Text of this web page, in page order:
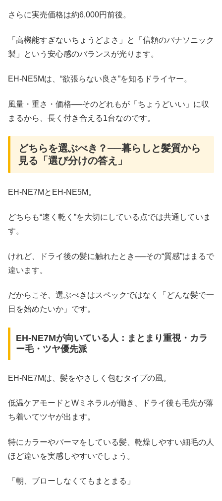
さらに実売価格は約6,000円前後。
「高機能すぎないちょうどよさ」と「信頼のパナソニック
製」という安心感のバランスが光ります。
EH-NE5Mは、“欲張らない良さ”を知るドライヤー。
風量・重さ・価格──そのどれもが「ちょうどいい」に収
まるから、長く付き合える1台なのです。
どちらを選ぶべき？──暮らしと髪質から
見る「選び分けの答え」
EH-NE7MとEH-NE5M。
どちらも“速く乾く”を大切にしている点では共通していま
す。
けれど、ドライ後の髪に触れたとき──その“質感”はまるで
違います。
だからこそ、選ぶべきはスペックではなく「どんな髪で一
日を始めたいか」です。
EH-NE7Mが向いている人：まとまり重視・カラ
ー毛・ツヤ優先派
EH-NE7Mは、髪をやさしく包むタイプの風。
低温ケアモードとWミネラルが働き、ドライ後も毛先が落
ち着いてツヤが出ます。
特にカラーやパーマをしている髪、乾燥しやすい細毛の人
ほど違いを実感しやすいでしょう。
「朝、ブローしなくてもまとまる」